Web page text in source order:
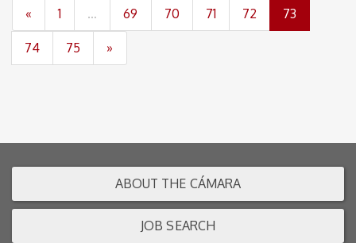
« 1 … 69 70 71 72 73
74 75 »
ABOUT THE CÁMARA
JOB SEARCH